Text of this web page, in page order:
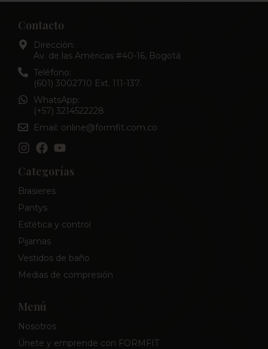
Contacto
Dirección:
Av. de las Américas #40-16, Bogotá
Teléfono:
(601) 3002710 Ext. 111-137.
WhatsApp:
(+57) 3214522228
Email: online@formfit.com.co
Categorías
Brasieres
Pantys
Estética y control
Pijamas
Vestidos de baño
Medias de compresión
Menú
Nosotros
Únete y emprende con FORMFIT